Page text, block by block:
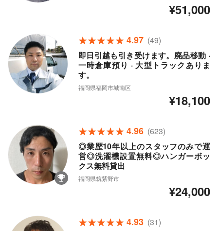
¥51,000
4.97 (49)
即日引越も引き受けます。廃品移動 ·
一時倉庫預り · 大型トラックありま
す。
福岡県福岡市城南区
¥18,100
4.96 (623)
◎業歴10年以上のスタッフのみで運
営◎洗濯機設置無料◎ハンガーボッ
クス無料貸出
福岡県筑紫野市
¥24,000
4.93 (31)